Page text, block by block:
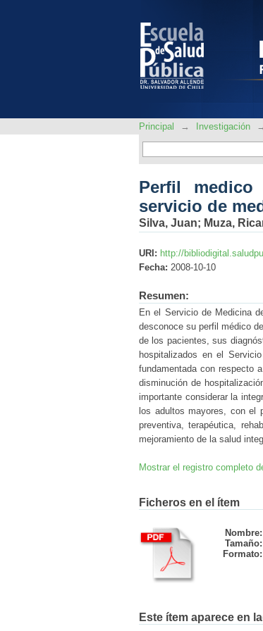
Hospital
Principal → Investigación →
Perfil
servicio de
Silva, Juan; Muza,
URI: http://
Fecha: 2008-10-10
Resumen:
En el Servicio de Medicina
desconoce su perfil médico
de los pacientes, sus
hospitalizados en el
fundamentada con respecto
disminución de
importante considerar la
los adultos mayores, con el
preventiva, terapéutica,
mejoramiento de la salud
Mostrar el registro completo
Ficheros en el ítem
Nombre:
Tamaño:
Formato:
Este ítem aparece en